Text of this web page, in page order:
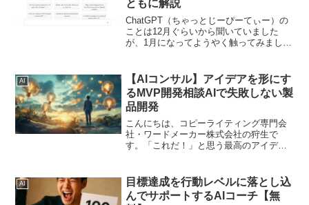
ともに解説
ChatGPT（ちゃっとじーぴーてぃー）の
ことは12月ぐらいから聞いていました
が、1月になってようやく触ってみまし
ので衝撃を受けました・・・一言でいう
と、【テキスト対話...
AI
【AIコンサル】アイデアを形にす
るMVP開発相談AIで失敗しない製
品開発
こんにちは、コピーライティング専門会
社・ワードメーカー株式会社の狩生で
す。「これだ！」と思う最高のアイデア
たい」「これは絶対に成功するはずだ」
その情熱は、何かを創り出す...
AI
目標達成を行動レベルに落とし込
んでサポートするAIコーチ【無